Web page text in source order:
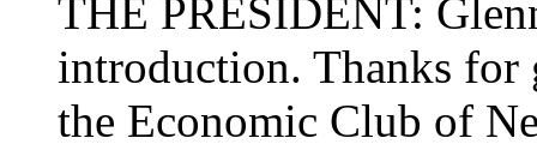
THE PRESIDENT:
introduction. Thanks for
the Economic Club of